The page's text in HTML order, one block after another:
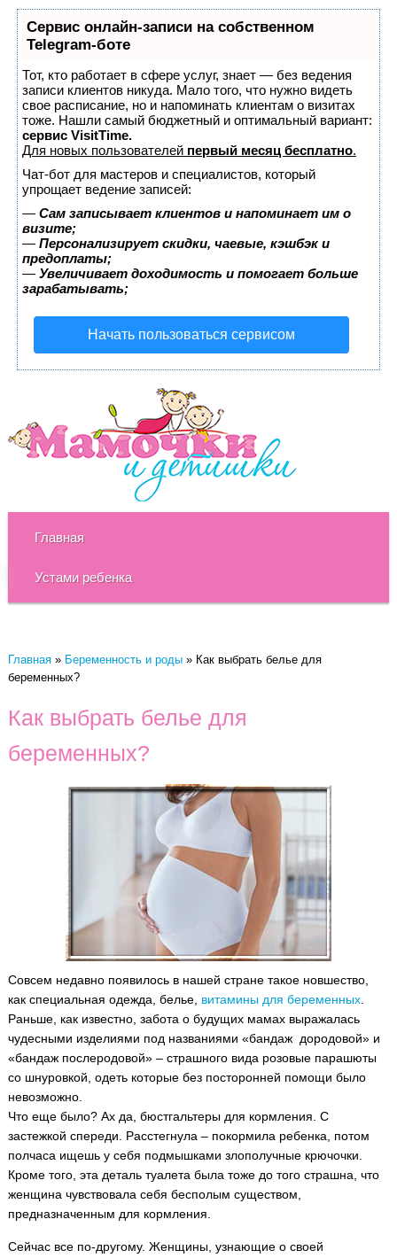
Сервис онлайн-записи на собственном
Telegram-боте
Тот, кто работает в сфере услуг, знает — без ведения
записи клиентов никуда. Мало того, что нужно видеть
свое расписание, но и напоминать клиентам о визитах
тоже. Нашли самый бюджетный и оптимальный вариант:
сервис VisitTime.
Для новых пользователей первый месяц бесплатно.
Чат-бот для мастеров и специалистов, который
упрощает ведение записей:
— Сам записывает клиентов и напоминает им о
визите;
— Персонализирует скидки, чаевые, кэшбэк и
предоплаты;
— Увеличивает доходимость и помогает больше
зарабатывать;
Начать пользоваться сервисом
Главная
Устами ребенка
Главная» Беременность и роды» Как выбрать белье для
беременных?
Как выбрать белье для
беременных?
Совсем недавно появилось в нашей стране такое новшество,
как специальная одежда, белье, витамины для беременных.
Раньше, как известно, забота о будущих мамах выражалась
чудесными изделиями под названиями «бандаж дородовой» и
«бандаж послеродовой» – страшного вида розовые парашюты
со шнуровкой, одеть которые без посторонней помощи было
невозможно.
Что еще было? Ах да, бюстгальтеры для кормления. С
застежкой спереди. Расстегнула – покормила ребенка, потом
полчаса ищешь у себя подмышками злополучные крючочки.
Кроме того, эта деталь туалета была тоже до того страшна, что
женщина чувствовала себя бесполым существом,
предназначенным для кормления.
Сейчас все по-другому. Женщины, узнающие о своей